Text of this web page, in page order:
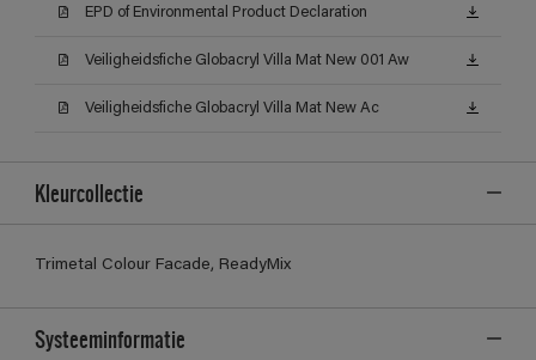
EPD of Environmental Product Declaration
Veiligheidsfiche Globacryl Villa Mat New 001 Aw
Veiligheidsfiche Globacryl Villa Mat New Ac
Kleurcollectie
Trimetal Colour Facade, ReadyMix
Systeeminformatie